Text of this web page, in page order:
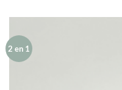
2 en 1